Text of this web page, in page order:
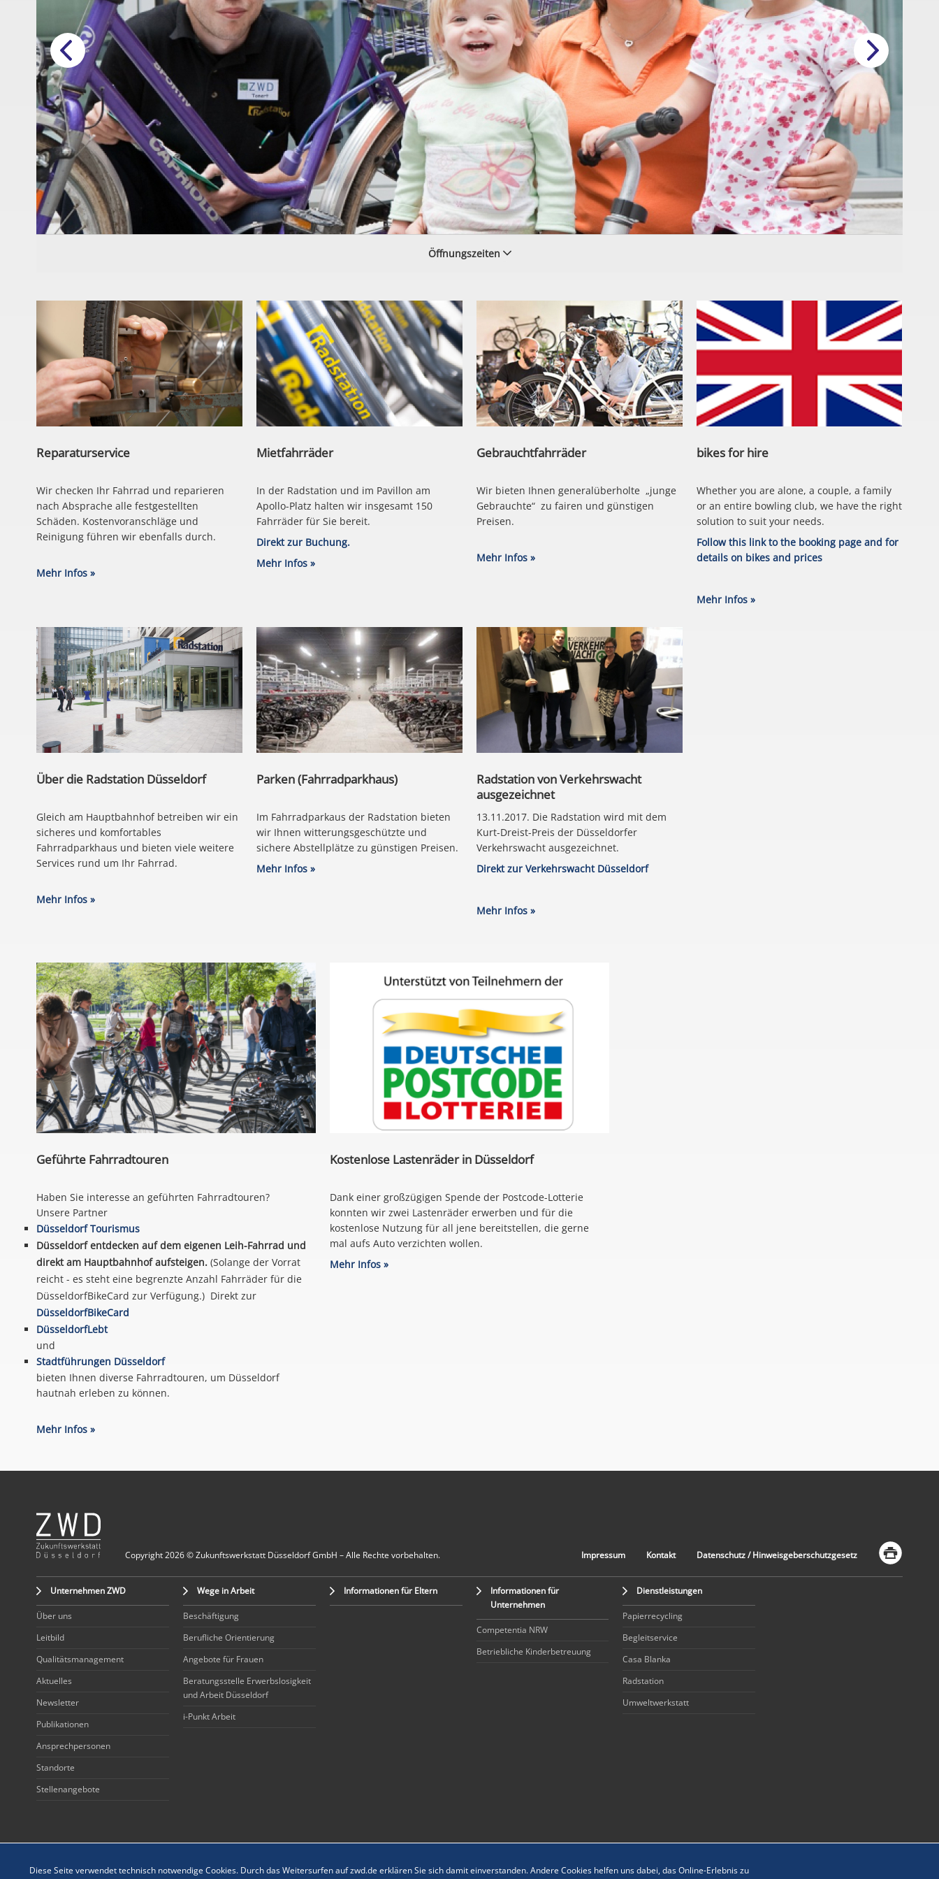
Diese Seite verwendet technisch notwendige Cookies. Durch das Weitersurfen auf zwd.de erklären Sie sich damit einverstanden. Andere Cookies helfen uns dabei, das Online-Erlebnis zu
Öffnungszeiten
Reparaturservice
Wir checken Ihr Fahrrad und reparieren
nach Absprache alle festgestellten
Schäden. Kostenvoranschläge und
Reinigung führen wir ebenfalls durch.
Mehr Infos »
Mietfahrräder
In der Radstation und im Pavillon am
Apollo-Platz halten wir insgesamt 150
Fahrräder für Sie bereit.
Direkt zur Buchung.
Mehr Infos »
Gebrauchtfahrräder
Wir bieten Ihnen generalüberholte „junge
Gebrauchte“ zu fairen und günstigen
Preisen.
Mehr Infos »
bikes for hire
Whether you are alone, a couple, a family
or an entire bowling club, we have the right
solution to suit your needs.
Follow this link to the booking page and for
details on bikes and prices
Mehr Infos »
Über die Radstation Düsseldorf
Gleich am Hauptbahnhof betreiben wir ein
sicheres und komfortables
Fahrradparkhaus und bieten viele weitere
Services rund um Ihr Fahrrad.
Mehr Infos »
Parken (Fahrradparkhaus)
Im Fahrradparkaus der Radstation bieten
wir Ihnen witterungsgeschützte und
sichere Abstellplätze zu günstigen Preisen.
Mehr Infos »
Radstation von Verkehrswacht
ausgezeichnet
13.11.2017. Die Radstation wird mit dem
Kurt-Dreist-Preis der Düsseldorfer
Verkehrswacht ausgezeichnet.
Direkt zur Verkehrswacht Düsseldorf
Mehr Infos »
Geführte Fahrradtouren
Haben Sie interesse an geführten Fahrradtouren?
Unsere Partner
Düsseldorf Tourismus
Düsseldorf entdecken auf dem eigenen Leih-Fahrrad und
direkt am Hauptbahnhof aufsteigen. (Solange der Vorrat
reicht - es steht eine begrenzte Anzahl Fahrräder für die
DüsseldorfBikeCard zur Verfügung.) Direkt zur
DüsseldorfBikeCard
DüsseldorfLebt
und
Stadtführungen Düsseldorf
bieten Ihnen diverse Fahrradtouren, um Düsseldorf
hautnah erleben zu können.
Mehr Infos »
Kostenlose Lastenräder in Düsseldorf
Dank einer großzügigen Spende der Postcode-Lotterie
konnten wir zwei Lastenräder erwerben und für die
kostenlose Nutzung für all jene bereitstellen, die gerne
mal aufs Auto verzichten wollen.
Mehr Infos »
Copyright 2026 © Zukunftswerkstatt Düsseldorf GmbH – Alle Rechte vorbehalten. Impressum Kontakt Datenschutz / Hinweisgeberschutzgesetz
Unternehmen ZWD
Über uns
Leitbild
Qualitätsmanagement
Aktuelles
Newsletter
Publikationen
Ansprechpersonen
Standorte
Stellenangebote
Wege in Arbeit
Beschäftigung
Berufliche Orientierung
Angebote für Frauen
Beratungsstelle Erwerbslosigkeit
und Arbeit Düsseldorf
i-Punkt Arbeit
Informationen für Eltern
Informationen für
Unternehmen
Competentia NRW
Betriebliche Kinderbetreuung
Dienstleistungen
Papierrecycling
Begleitservice
Casa Blanka
Radstation
Umweltwerkstatt